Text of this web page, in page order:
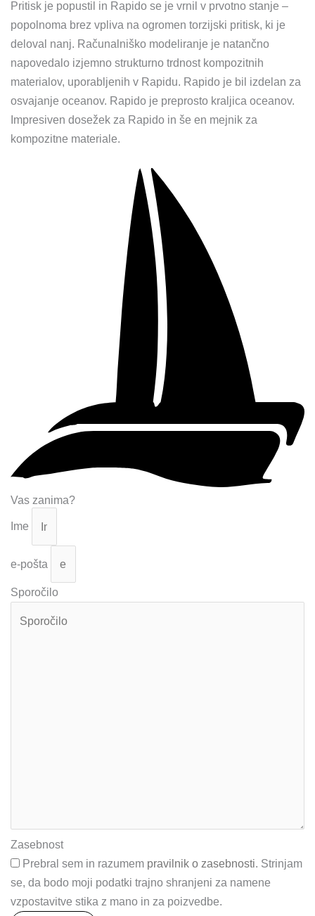
Pritisk je popustil in Rapido se je vrnil v prvotno stanje –
popolnoma brez vpliva na ogromen torzijski pritisk, ki je
deloval nanj. Računalniško modeliranje je natančno
napovedalo izjemno strukturno trdnost kompozitnih
materialov, uporabljenih v Rapidu. Rapido je bil izdelan za
osvajanje oceanov. Rapido je preprosto kraljica oceanov.
Impresiven dosežek za Rapido in še en mejnik za
kompozitne materiale.
Vas zanima?
Ime
e-pošta
Sporočilo
Zasebnost
Prebral sem in razumem pravilnik o zasebnosti. Strinjam
se, da bodo moji podatki trajno shranjeni za namene
vzpostavitve stika z mano in za poizvedbe.